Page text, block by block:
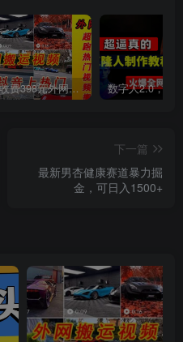
外面收费398元外网超跑豪车汽车视频搬运至快手抖音上热门项目
下一篇
最新男杏健康赛道暴力掘
金，可日入1500+